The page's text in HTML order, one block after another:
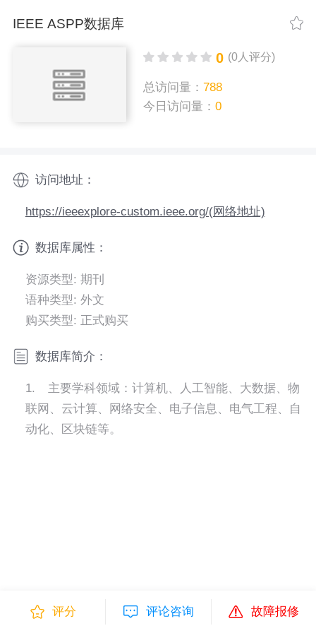
IEEE ASPP数据库
0 (0人评分)
总访问量：788
今日访问量：0
访问地址：
https://ieeexplore-custom.ieee.org/(网络地址)
数据库属性：
资源类型: 期刊
语种类型: 外文
购买类型: 正式购买
数据库简介：
1. 主要学科领域： 计算机、人工智能、大数据、物
联网、云计算、网络安全、电子信息、电气工程、自
动化、区块链等。
评分 评论咨询 故障报修